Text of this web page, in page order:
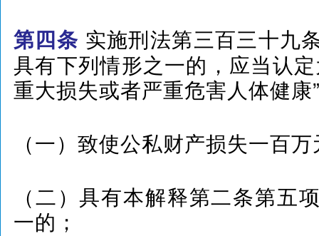
第四条 实施刑法第三百三十九
具有下列情形之一的，应当认
重大损失或者严重危害人体健康
（一）致使公私财产损失一百
（二）具有本解释第二条第五
一的；